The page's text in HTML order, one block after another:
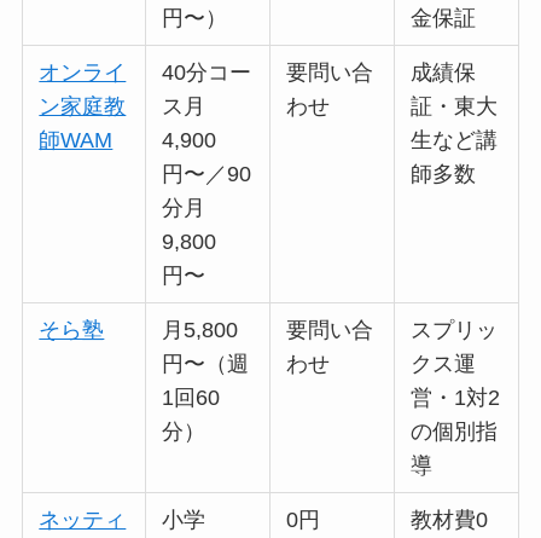
円〜）
金保証
オンライ
ン家庭教
師WAM
40分コー
ス月
4,900
円〜／90
分月
9,800
円〜
要問い合
わせ
成績保
証・東大
生など講
師多数
そら塾
月5,800
円〜（週
1回60
分）
要問い合
わせ
スプリッ
クス運
営・1対2
の個別指
導
ネッティ
小学
0円
教材費0